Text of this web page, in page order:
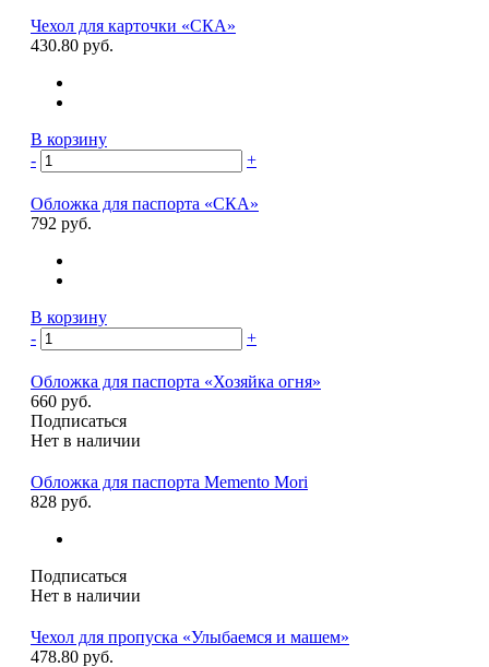
Чехол для карточки «СКА»
430.80 руб.
В корзину
-
+
Обложка для паспорта «СКА»
792 руб.
В корзину
-
+
Обложка для паспорта «Хозяйка огня»
660 руб.
Подписаться
Нет в наличии
Обложка для паспорта Memento Mori
828 руб.
Подписаться
Нет в наличии
Чехол для пропуска «Улыбаемся и машем»
478.80 руб.